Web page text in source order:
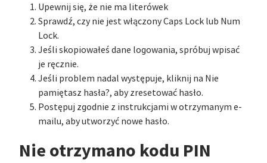
Upewnij się, że nie ma literówek
Sprawdź, czy nie jest włączony Caps Lock lub Num
Lock.
Jeśli skopiowałeś dane logowania, spróbuj wpisać
je ręcznie.
Jeśli problem nadal występuje, kliknij na Nie
pamiętasz hasła?, aby zresetować hasło.
Postępuj zgodnie z instrukcjami w otrzymanym e-
mailu, aby utworzyć nowe hasło.
Nie otrzymano kodu PIN